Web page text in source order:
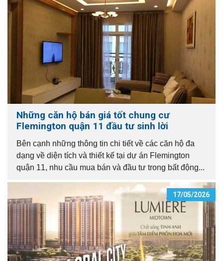
Những căn hộ bán giá tốt chung cư
Flemington quận 11 đầu tư sinh lời
Bên cạnh những thông tin chi tiết về các căn hộ đa
dạng về diện tích và thiết kế tại dự án Flemington
quận 11, nhu cầu mua bán và đầu tư trong bất động...
17/05/2026